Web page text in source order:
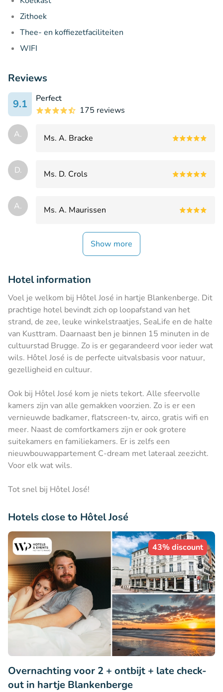
Zithoek
Thee- en koffiezetfaciliteiten
WIFI
Reviews
9.1
Perfect
175 reviews
A. Ms. A. Bracke
D. Ms. D. Crols
A. Ms. A. Maurissen
Show more
Hotel information
Voel je welkom bij Hôtel José in hartje Blankenberge. Dit
prachtige hotel bevindt zich op loopafstand van het
strand, de zee, leuke winkelstraatjes, SeaLife en de halte
van Kusttram. Daarnaast ben je binnen 15 minuten in de
cultuurstad Brugge. Zo is er gegarandeerd voor ieder wat
wils. Hôtel José is de perfecte uitvalsbasis voor natuur,
gezelligheid en cultuur.
Ook bij Hôtel José kom je niets tekort. Alle sfeervolle
kamers zijn van alle gemakken voorzien. Zo is er een
vernieuwde badkamer, flatscreen-tv, airco, gratis wifi en
meer. Naast de comfortkamers zijn er ook grotere
suitekamers en familiekamers. Er is zelfs een
nieuwbouwappartement C-dream met lateraal zeezicht.
Voor elk wat wils.
Tot snel bij Hôtel José!
Hotels close to Hôtel José
43% discount
Overnachting voor 2 + ontbijt + late check-
out in hartje Blankenberge